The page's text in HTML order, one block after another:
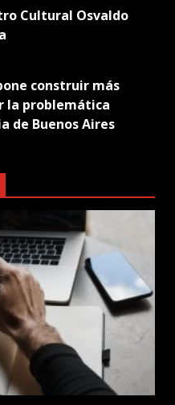
Cultural Osvaldo
construir más
la problemática
de Buenos Aires